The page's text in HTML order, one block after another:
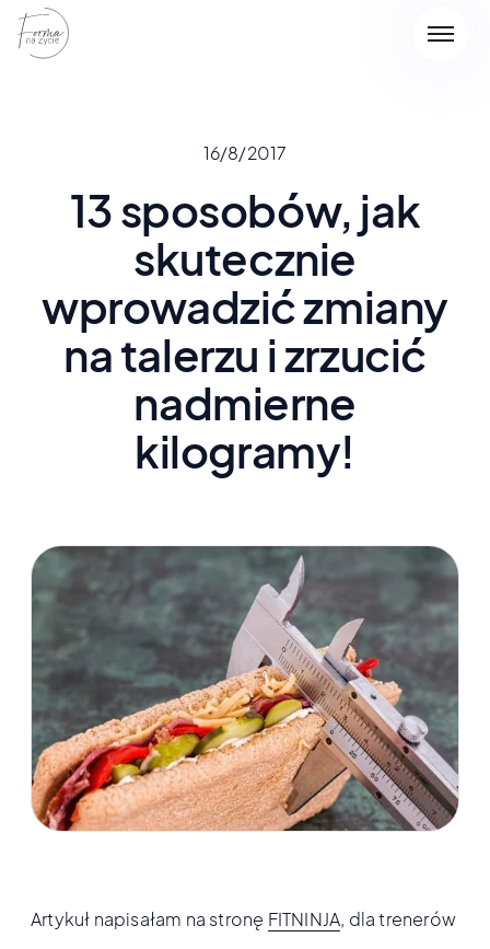
16/8/2017
13 sposobów, jak
skutecznie
wprowadzić zmiany
na talerzu i zrzucić
nadmierne
kilogramy!
Artykuł napisałam na stronę FITNINJA, dla trenerów